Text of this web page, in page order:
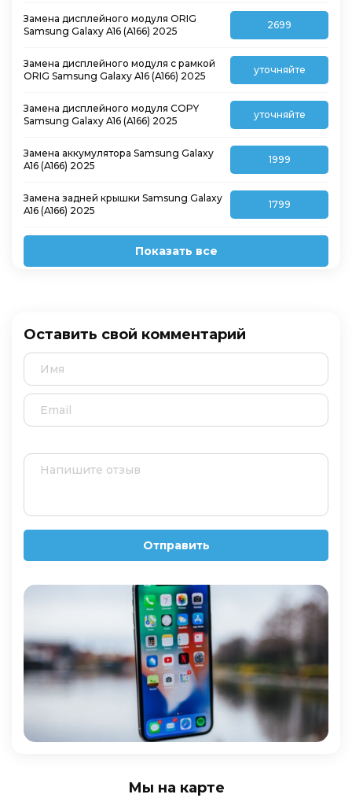
Замена дисплейного модуля ORIG
Samsung Galaxy A16 (A166) 2025
2699
Замена дисплейного модуля с рамкой
ORIG Samsung Galaxy A16 (A166) 2025
уточняйте
Замена дисплейного модуля COPY
Samsung Galaxy A16 (A166) 2025
уточняйте
Замена аккумулятора Samsung Galaxy
A16 (A166) 2025
1999
Замена задней крышки Samsung Galaxy
A16 (A166) 2025
1799
Показать все
Оставить свой комментарий
Отправить
Мы на карте